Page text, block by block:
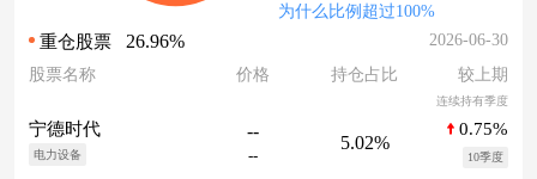
为什么比例超过100%
重仓股票 26.96%
2026-06-30
股票名称
价格 持仓占比 较上期
连续持有季度
宁德时代
电力设备
--
--
5.02%
0.75%
10季度